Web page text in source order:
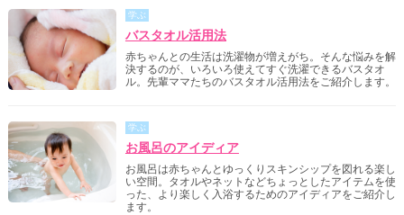
学ぶ
バスタオル活用法
赤ちゃんとの生活は洗濯物が増えがち。そんな悩みを解
決するのが、いろいろ使えてすぐ洗濯できるバスタオ
ル。先輩ママたちのバスタオル活用法をご紹介します。
学ぶ
お風呂のアイディア
お風呂は赤ちゃんとゆっくりスキンシップを図れる楽し
い空間。タオルやネットなどちょっとしたアイテムを使
った、より楽しく入浴するためのアイディアをご紹介し
ます。